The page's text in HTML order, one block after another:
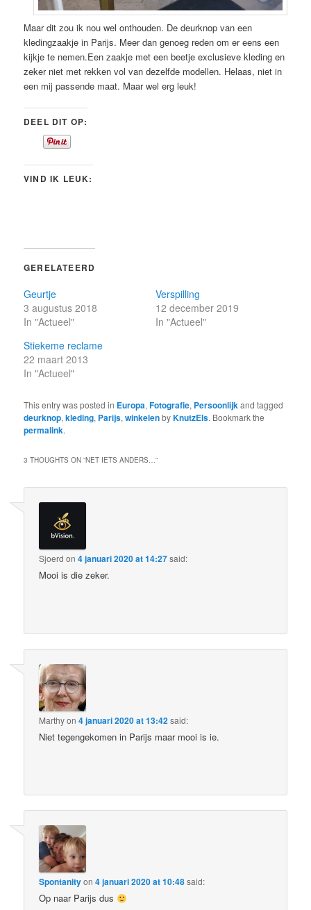
Maar dit zou ik nou wel onthouden. De deurknop van een
kledingzaakje in Parijs. Meer dan genoeg reden om er eens een
kijkje te nemen.Een zaakje met een beetje exclusieve kleding en
zeker niet met rekken vol van dezelfde modellen. Helaas, niet in
een mij passende maat. Maar wel erg leuk!
DEEL DIT OP:
VIND IK LEUK:
GERELATEERD
Geurtje
3 augustus 2018
In "Actueel"
Verspilling
12 december 2019
In "Actueel"
Stiekeme reclame
22 maart 2013
In "Actueel"
This entry was posted in Europa,Fotografie, Persoonlijkand tagged
deurknop,kleding, Parijs,winkelenbyKnutzEls. Bookmark the
permalink.
3 THOUGHTS ON “NET IETS ANDERS…”
Sjoerd on4 januari 2020 at 14:27said:
Mooi is die zeker.
Marthyon4 januari 2020 at 13:42said:
Niet tegengekomen in Parijs maar mooi is ie.
Spontanityon4 januari 2020 at 10:48said:
Op naar Parijs dus